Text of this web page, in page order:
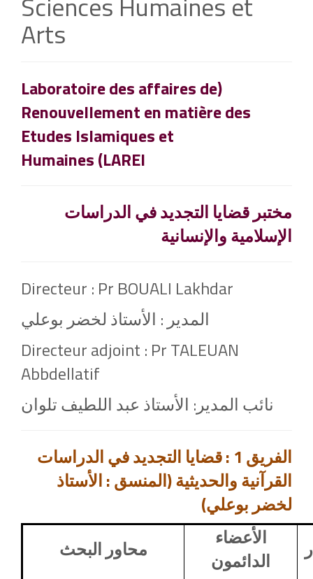
Arts
(Laboratoire des affaires de
Renouvellement en matière des
Etudes Islamiques et
Humaines(LAREI
مختبر قضايا التجديد في الدراسات
الإسلامية والإنسانية
Directeur : Pr BOUALI Lakhdar
المدير : الأستاذ لخضر بوعلي
Directeur adjoint : Pr TALEUAN
Abbdellatif
نائب المدير: الأستاذ عبد اللطيف تلوان
الفريق 1 : قضايا التجديد في الدراسات
القرآنية والحديثية (المنسق : الأستاذ
لخضر بوعلي)
الأعضاء
الدائمون
محاور البحث